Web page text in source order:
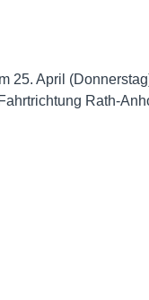
25. April
Rath-